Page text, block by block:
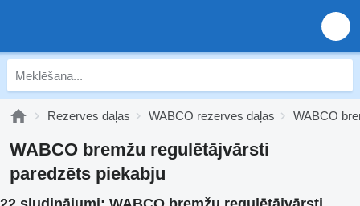
Rezerves daļas WABCO rezerves daļas WABCO
WABCO bremžu regulētājvārsti
paredzēts piekabju